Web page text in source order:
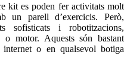
kit es poden fer activitats molt
un parell d’exercicis. Però,
sofisticats i robotitzacions,
o motor. Aquests són bastant
o en qualsevol botiga